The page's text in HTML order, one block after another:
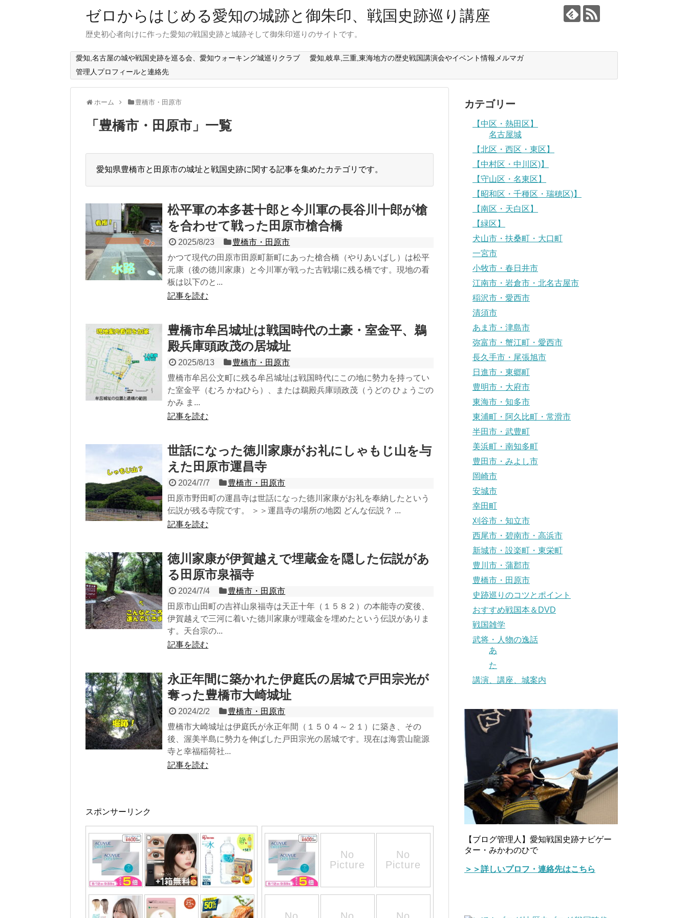
ゼロからはじめる愛知の城跡と御朱印、戦国史跡巡り講座
歴史初心者向けに作った愛知の戦国史跡と城跡そして御朱印巡りのサイトです。
愛知,名古屋の城や戦国史跡を巡る会、愛知ウォーキング城巡りクラブ
愛知,岐阜,三重,東海地方の歴史戦国講演会やイベント情報メルマガ
管理人プロフィールと連絡先
ホーム 豊橋市・田原市
「 豊橋市・田原市 」 一覧
愛知県豊橋市と田原市の城址と戦国史跡に関する記事を集めたカテゴリです。
松平軍の本多甚十郎と今川軍の長谷川十郎が槍
を合わせて戦った田原市槍合橋
2025/8/23
豊橋市・田原市
かつて現代の田原市田原町新町にあった槍合橋（やりあいばし）は松平
元康（後の徳川家康）と今川軍が戦った古戦場に残る橋です。現地の看
板は以下のと...
記事を読む
豊橋市牟呂城址は戦国時代の土豪・室金平、鵜
殿兵庫頭政茂の居城址
2025/8/13
豊橋市・田原市
豊橋市牟呂公文町に残る牟呂城址は戦国時代にこの地に勢力を持ってい
た室金平（むろ かねひら）、または鵜殿兵庫頭政茂（うどの ひょうごの
かみ ま...
記事を読む
世話になった徳川家康がお礼にしゃもじ山を与
えた田原市運昌寺
2024/7/7
豊橋市・田原市
田原市野田町の運昌寺は世話になった徳川家康がお礼を奉納したという
伝説が残る寺院です。 ＞＞運昌寺の場所の地図 どんな伝説？ ...
記事を読む
徳川家康が伊賀越えで埋蔵金を隠した伝説があ
る田原市泉福寺
2024/7/4
豊橋市・田原市
田原市山田町の吉祥山泉福寺は天正十年（１５８２）の本能寺の変後、
伊賀越えで三河に着いた徳川家康が埋蔵金を埋めたという伝説がありま
す。天台宗の...
記事を読む
永正年間に築かれた伊庭氏の居城で戸田宗光が
奪った豊橋市大崎城址
2024/2/2
豊橋市・田原市
豊橋市大崎城址は伊庭氏が永正年間（１５０４～２１）に築き、その
後、渥美半島に勢力を伸ばした戸田宗光の居城です。現在は海雲山龍源
寺と幸福稲荷社...
記事を読む
スポンサーリンク
カテゴリー
【中区・熱田区】
名古屋城
【北区・西区・東区】
【中村区・中川区)】
【守山区・名東区】
【昭和区・千種区・瑞穂区)】
【南区・天白区】
【緑区】
犬山市・扶桑町・大口町
一宮市
小牧市・春日井市
江南市・岩倉市・北名古屋市
稲沢市・愛西市
清須市
あま市・津島市
弥富市・蟹江町・愛西市
長久手市・尾張旭市
日進市・東郷町
豊明市・大府市
東海市・知多市
東浦町・阿久比町・常滑市
半田市・武豊町
美浜町・南知多町
豊田市・みよし市
岡崎市
安城市
幸田町
刈谷市・知立市
西尾市・碧南市・高浜市
新城市・設楽町・東栄町
豊川市・蒲郡市
豊橋市・田原市
史跡巡りのコツとポイント
おすすめ戦国本＆DVD
戦国雑学
武将・人物の逸話
あ
た
講演、講座、城案内
【ブログ管理人】愛知戦国史跡ナビゲー
ター・みかわのひで
＞＞詳しいプロフ・連絡先はこちら